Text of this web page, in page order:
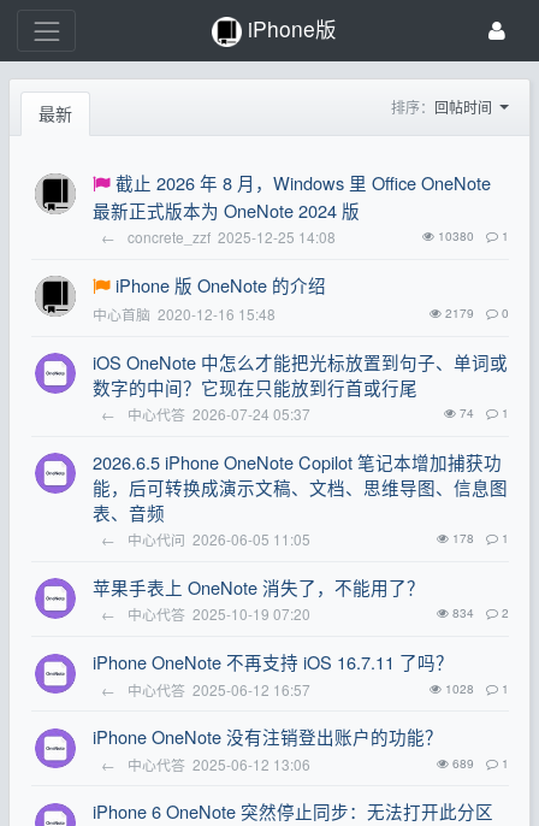
iPhone版
最新 排序： 回帖时间
截止 2026 年 8 月，Windows 里 Office OneNote
最新正式版本为 OneNote 2024 版
← concrete_zzf 2025-12-25 14:08 10380 1
iPhone 版 OneNote 的介绍
中心首脑 2020-12-16 15:48 2179 0
iOS OneNote 中怎么才能把光标放置到句子、单词或
数字的中间？它现在只能放到行首或行尾
← 中心代答 2026-07-24 05:37 74 1
2026.6.5 iPhone OneNote Copilot 笔记本增加捕获功
能，后可转换成演示文稿、文档、思维导图、信息图
表、音频
← 中心代问 2026-06-05 11:05 178 1
苹果手表上 OneNote 消失了，不能用了？
← 中心代答 2025-10-19 07:20 834 2
iPhone OneNote 不再支持 iOS 16.7.11 了吗？
← 中心代答 2025-06-12 16:57 1028 1
iPhone OneNote 没有注销登出账户的功能？
← 中心代答 2025-06-12 13:06 689 1
iPhone 6 OneNote 突然停止同步：无法打开此分区